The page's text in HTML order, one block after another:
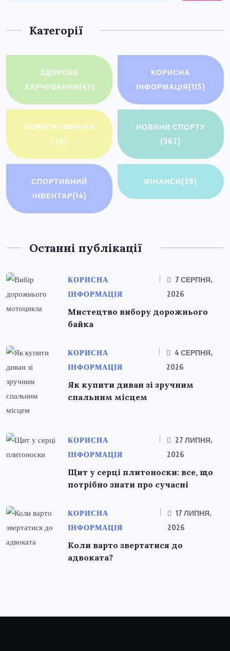
Категорії
ЗДОРОВЕ
ХАРЧУВАННЯ(47)
КОРИСНА
ІНФОРМАЦІЯ(115)
КОРИСНІ ЗВИЧКИ
(32)
НОВИНИ СПОРТУ
(362)
СПОРТИВНИЙ
ІНВЕНТАР(14)
ФІНАНСИ(38)
Останні публікації
КОРИСНА
ІНФОРМАЦІЯ
7 СЕРПНЯ,
2026
Мистецтво вибору дорожнього
байка
КОРИСНА
ІНФОРМАЦІЯ
4 СЕРПНЯ,
2026
Як купити диван зі зручним
спальним місцем
КОРИСНА
ІНФОРМАЦІЯ
27 ЛИПНЯ,
2026
Щит у серці плитоноски: все, що
потрібно знати про сучасні
КОРИСНА
ІНФОРМАЦІЯ
17 ЛИПНЯ,
2026
Коли варто звертатися до
адвоката?